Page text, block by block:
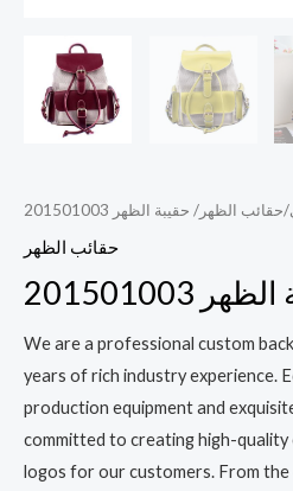
/حقائب الظهر / حقيبة الظهر 201501003
حقائب الظهر
201501003
We are a professional custom
years of rich industry experience.
production equipment and
committed to creating high-quality
logos for our customers. From the